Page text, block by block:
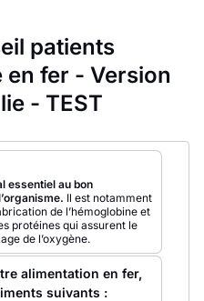
patients
fer - Version
- TEST
essentiel au bon
Il est notamment
de l’hémoglobine et
protéines qui assurent le
de l’oxygène.
alimentation en fer,
suivants :